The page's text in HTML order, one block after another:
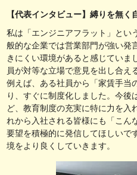
【代表インタビュー】縛りを無く
私は「エンジニアフラット」とい
般的な企業では営業部門が強い発
きにくい環境があると感じていま
員が対等な立場で意見を出し合え
例えば、ある社員から「家賃手当
り、すぐに制度化しました。今後
ど、教育制度の充実に特に力を入
れから入社される皆様にも「こん
要望を積極的に発信してほしいで
境をより良くしていきます。